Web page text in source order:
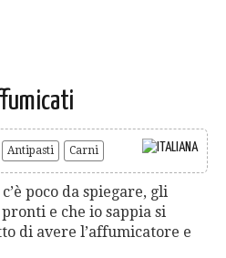
Antipasti Carni
poco da spiegare, gli
e che io sappia si
di avere l’affumicatore e